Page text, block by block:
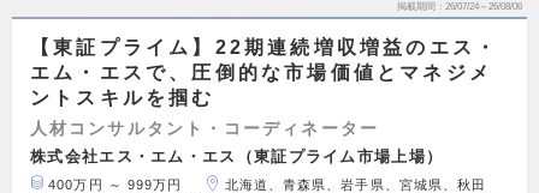
掲載期間 26/07/24～26/08/06
【東証プライム】22期連続増収増益のエス・
エム・エスで、圧倒的な市場価値とマネジメ
ントスキルを掴む
人材コンサルタント・コーディネーター
株式会社エス・エム・エス（東証プライム市場上場）
400万円 ～ 999万円
北海道、青森県、岩手県、宮城県、秋田